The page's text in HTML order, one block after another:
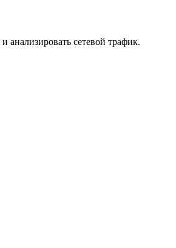
анализировать сетевой трафик.